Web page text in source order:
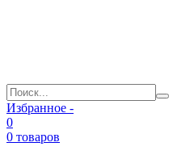
Избранное -
0
0 товаров